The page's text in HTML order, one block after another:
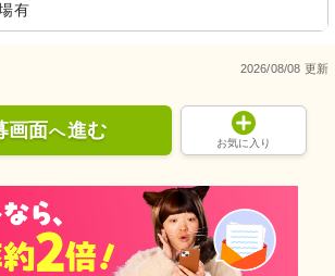
有
2026/08/08 更新
画面へ進む
お気に入り